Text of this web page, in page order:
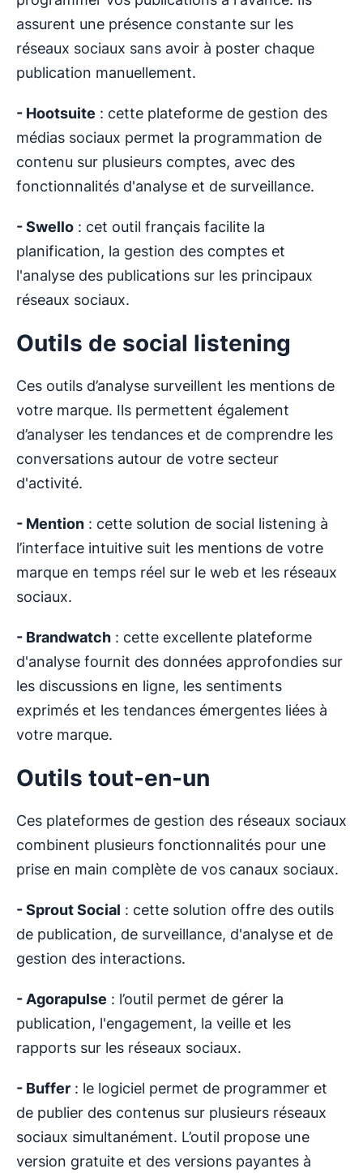
assurent une présence constante sur les
réseaux sociaux sans avoir à poster chaque
publication manuellement.
- Hootsuite : cette plateforme de gestion des
médias sociaux permet la programmation de
contenu sur plusieurs comptes, avec des
fonctionnalités d'analyse et de surveillance.
- Swello : cet outil français facilite la
planification, la gestion des comptes et
l'analyse des publications sur les principaux
réseaux sociaux.
Outils de social listening
Ces outils d’analyse surveillent les mentions de
votre marque. Ils permettent également
d’analyser les tendances et de comprendre les
conversations autour de votre secteur
d'activité.
- Mention : cette solution de social listening à
l’interface intuitive suit les mentions de votre
marque en temps réel sur le web et les réseaux
sociaux.
- Brandwatch : cette excellente plateforme
d'analyse fournit des données approfondies sur
les discussions en ligne, les sentiments
exprimés et les tendances émergentes liées à
votre marque.
Outils tout-en-un
Ces plateformes de gestion des réseaux sociaux
combinent plusieurs fonctionnalités pour une
prise en main complète de vos canaux sociaux.
- Sprout Social : cette solution offre des outils
de publication, de surveillance, d'analyse et de
gestion des interactions.
- Agorapulse : l’outil permet de gérer la
publication, l'engagement, la veille et les
rapports sur les réseaux sociaux.
- Buffer : le logiciel permet de programmer et
de publier des contenus sur plusieurs réseaux
sociaux simultanément. L’outil propose une
version gratuite et des versions payantes à